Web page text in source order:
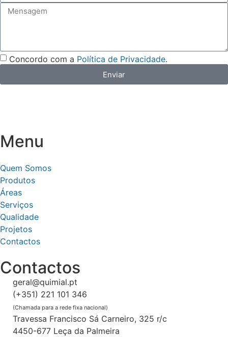
Concordo com a Política de Privacidade.
Enviar
Menu
Quem Somos
Produtos
Áreas
Serviços
Qualidade
Projetos
Contactos
Contactos
geral@quimial.pt
(+351) 221 101 346
(Chamada para a rede fixa nacional)
Travessa Francisco Sá Carneiro, 325 r/c
4450-677 Leça da Palmeira